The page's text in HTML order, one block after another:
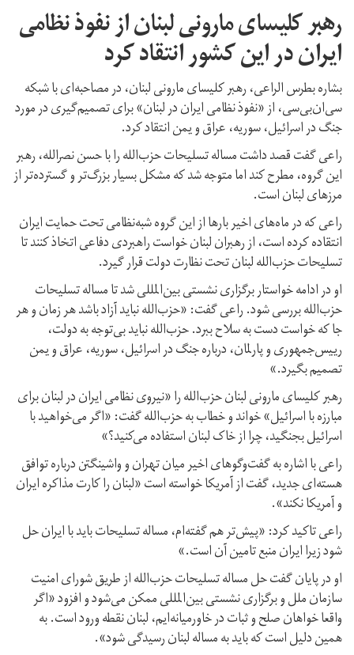
رهبر کلیسای مارونی لبنان از نفوذ نظامی
ایران در این کشور انتقاد کرد
بشاره بطرس الراعی، رهبر کلیسای مارونی لبنان، در مصاحبه‌ای با شبکه
سی‌ان‌بی‌سی، از «نفوذ نظامی ایران در لبنان» برای تصمیم‌گیری در مورد
جنگ در اسرائیل، سوریه، عراق و یمن انتقاد کرد.
راعی گفت قصد داشت مساله تسلیحات حزب‌الله را با حسن نصرالله، رهبر
این گروه، مطرح کند اما متوجه شد که مشکل بسیار بزرگ‌تر و گسترده‌تر از
مرزهای لبنان است.
راعی که در ماه‌های اخیر بارها از این گروه شبه‌نظامی تحت حمایت ایران
انتقاده کرده است، از رهبران لبنان خواست راهبردی دفاعی اتخاذ کنند تا
تسلیحات حزب‌الله لبنان تحت نظارت دولت قرار گیرد.
او در ادامه خواستار برگزاری نشستی بین‌المللی شد تا مساله تسلیحات
حزب‌الله بررسی شود. راعی گفت: «حزب‌الله نباید آزاد باشد هر زمان و هر
جا که خواست دست به سلاح ببرد. حزب‌الله نباید بی‌توجه به دولت،
رییس‌جمهوری و پارلمان، درباره جنگ در اسرائیل، سوریه، عراق و یمن
تصمیم بگیرد.»
رهبر کلیسای مارونی لبنان حزب‌الله را «نیروی نظامی ایران در لبنان برای
مبارزه با اسرائیل» خواند و خطاب به حزب‌الله گفت: «اگر می‌خواهید با
اسرائیل بجنگید، چرا از خاک لبنان استفاده می‌کنید؟»
راعی با اشاره به گفت‌و‌گوهای اخیر میان تهران و واشینگتن درباره توافق
هسته‌ای جدید، گفت از آمریکا خواسته است «لبنان را کارت مذاکره ایران
و آمریکا نکند».
راعی تاکید کرد: «پیش‌تر هم گفته‌ام، مساله تسلیحات باید با ایران حل
شود زیرا ایران منبع تامین آن است.»
او در پایان گفت حل مساله تسلیحات حزب‌الله از طریق شورای امنیت
سازمان ملل و برگزاری نشستی بین‌المللی ممکن می‌شود و افزود «اگر
واقعا خواهان صلح و ثبات در خاورمیانه‌ایم، لبنان نقطه ورود است. به
همین دلیل است که باید به مساله لبنان رسیدگی شود».